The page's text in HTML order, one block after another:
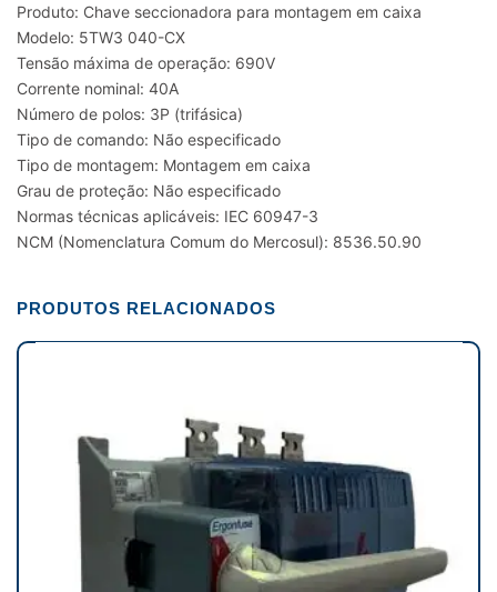
Produto: Chave seccionadora para montagem em caixa
Modelo: 5TW3 040-CX
Tensão máxima de operação: 690V
Corrente nominal: 40A
Número de polos: 3P (trifásica)
Tipo de comando: Não especificado
Tipo de montagem: Montagem em caixa
Grau de proteção: Não especificado
Normas técnicas aplicáveis: IEC 60947-3
NCM (Nomenclatura Comum do Mercosul): 8536.50.90
PRODUTOS RELACIONADOS